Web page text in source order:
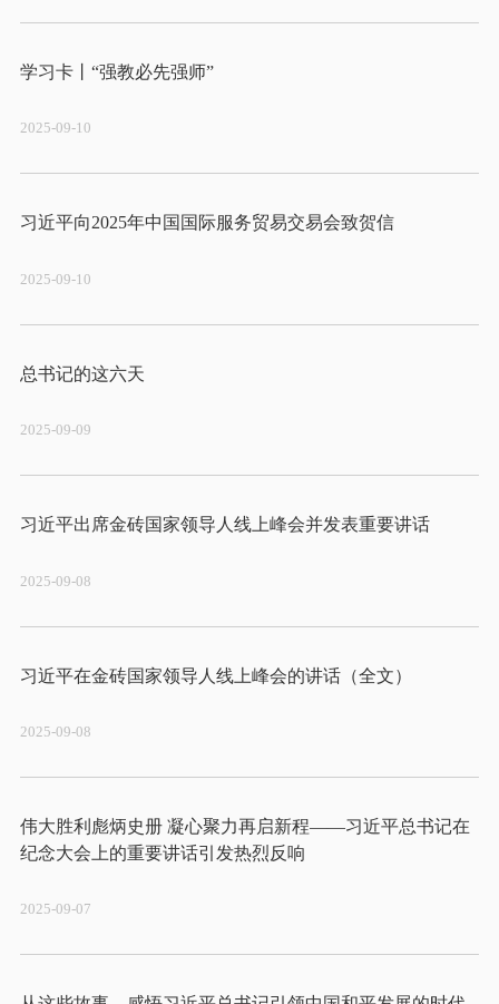
学习卡丨“强教必先强师”
2025-09-10
习近平向2025年中国国际服务贸易交易会致贺信
2025-09-10
2025-09-09
习近平出席金砖国家领导人线上峰会并发表重要讲话
2025-09-08
2025-09-08
伟大胜利彪炳史册 凝心聚力再启新程——习近平总书记在
2025-09-07